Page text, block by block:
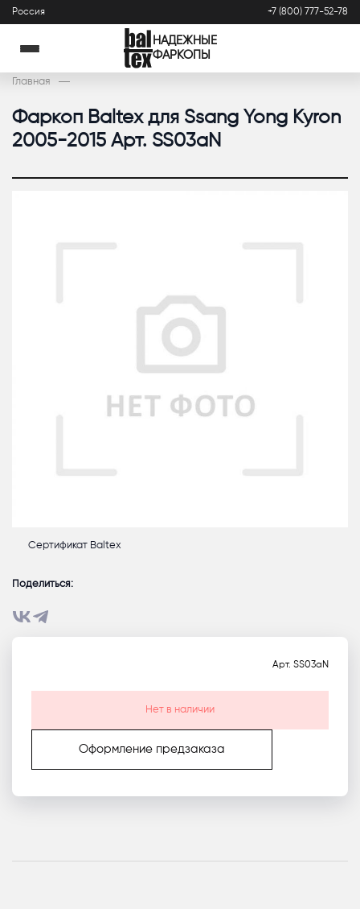
Россия +7 (800) 777-52-78
НАДЕЖНЫЕ
ФАРКОПЫ
Главная
Фаркоп Baltex для Ssang Yong Kyron
2005-2015 Арт. SS03aN
Сертификат Baltex
Поделиться:
Арт. SS03aN
Нет в наличии
Оформление предзаказа